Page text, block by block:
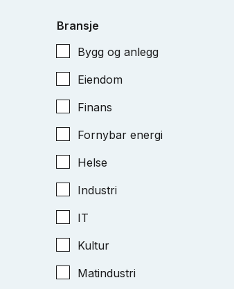
Bransje
Bygg og anlegg
Eiendom
Finans
Fornybar energi
Helse
Industri
IT
Kultur
Matindustri